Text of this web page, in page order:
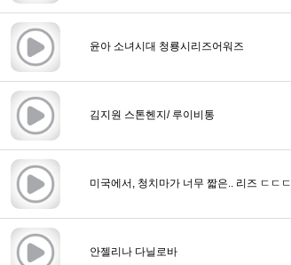
윤아 소녀시대 청룡시리즈어워즈
김지원 스톤헨지/ 루이비통
미국에서, 청치마가 너무 짧은.. 리즈 ㄷㄷㄷ
안젤리나 다닐로바